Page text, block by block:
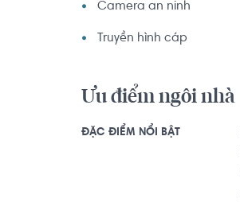
Camera an ninh
Truyền hình cáp
Ưu điểm ngôi nhà
ĐẶC ĐIỂM NỔI BẬT